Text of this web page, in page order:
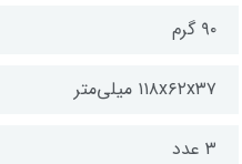
۹۰ گرم
۱۱۸x۶۲x۳۷ میلی‌متر
۳ عدد